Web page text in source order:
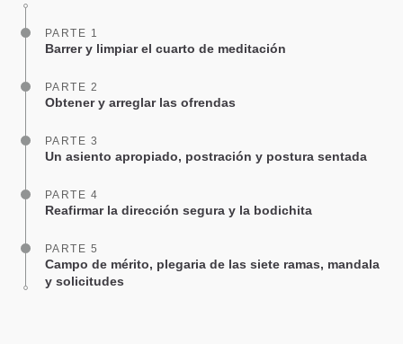
PARTE 1
Barrer y limpiar el cuarto de meditación
PARTE 2
Obtener y arreglar las ofrendas
PARTE 3
Un asiento apropiado, postración y postura sentada
PARTE 4
Reafirmar la dirección segura y la bodichita
PARTE 5
Campo de mérito, plegaria de las siete ramas, mandala
y solicitudes